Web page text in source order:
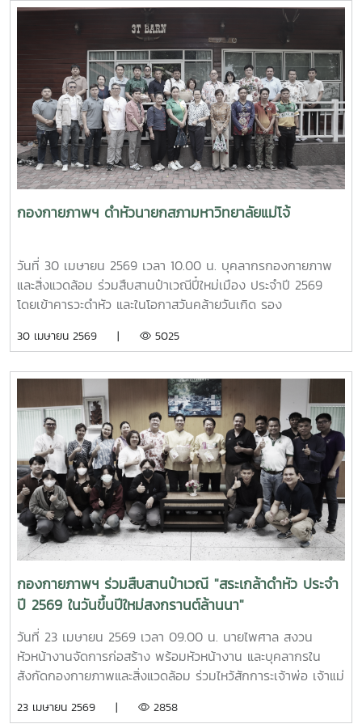
ข้าราชการ พร้อมคณะศึกษาดูงานจากสภาคณาจารย์และ
ข้าราชการ มหาวิทยาลัยราชภัฏภูเก็ต ในการนี้ ทั้งสอง
มหาวิทยาลัยได้ร่วมแลกเปลี่ยนประสบการณ์ด้านการจัดสวัสดิการ
บุคลากร ตลอดจนแนวทางการพัฒนาและประยุกต์ใช้ให้เหมาะสม
กับบริบทของแต่ละสถาบัน โดยมีนายสุชาติ จันทร์แก้ว รักษาการ
ในตำแหน่งหัวหน้างานสวัสดิการ กองบริหารทรัพยากรบุคคล
เป็นผู้ให้ข้อมูลเกี่ยวกับการจัดสวัสดิการบุคลากรของมหาวิทยาลัย
แม่โจ้ นอกจากนี้ ผู้ช่วยศาสตราจารย์ ดร.มุจลินทร์ ผลจันทร์ ได้
บรรยายและให้ข้อมูลเกี่ยวกับการดำเนินงานด้านมหาวิทยาลัยสี
เขียว (Green University) ของมหาวิทยาลัยแม่โจ้ ณ ห้อง
ประชุมรวงผึ้ง ชั้น 5 อาคารสำนักงานมหาวิทยาลัย ภายหลังการ
ประชุม คณะศึกษาดูงานได้เยี่ยมชมบรรยากาศและพื้นที่โดยรอบ
แวดล้อมของมหาวิทยาลัยแม่โจ้
กองกายภาพฯ ดำหัวนายกสภามหาวิทยาลัยแม่โจ้
วันที่ 30 เมษายน 2569 เวลา 10.00 น. บุคลากรกองกายภาพ
และสิ่งแวดล้อม ร่วมสืบสานป๋าเวณีปี๋ใหม่เมือง ประจำปี 2569
โดยเข้าคารวะดำหัว และในโอกาสวันคล้ายวันเกิด รอง
ณ บ้านเอื้องไพลิน
30 เมษายน 2569 | 5025
กองกายภาพฯ ร่วมสืบสานป๋าเวณี "สระเกล้าดำหัว ประจำ
ปี 2569 ในวันขึ้นปีใหม่สงกรานต์ล้านนา"
วันที่ 23 เมษายน 2569 เวลา 09.00 น. นายไพศาล สงวน
หัวหน้างานจัดการก่อสร้าง พร้อมหัวหน้างาน และบุคลากรใน
สังกัดกองกายภาพและสิ่งแวดล้อม ร่วมไหว้สักการะเจ้าพ่อ เจ้าแม่
15.30 น. ณ อาคารสำนักงานมหาวิทยาลัย ได้ร่วมพิธีดำหัวรอง
23 เมษายน 2569 | 2858